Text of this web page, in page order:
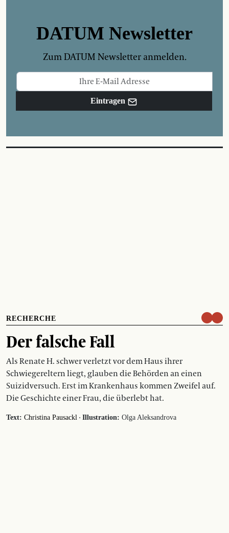
DATUM Newsletter
Zum DATUM Newsletter anmelden.
Eintragen
RECHERCHE
Der falsche Fall
Als Renate H. schwer verletzt vor dem Haus ihrer
Schwiegereltern liegt, glauben die Behörden an einen
Suizidversuch. Erst im Krankenhaus kommen Zweifel auf.
Die Geschichte einer Frau, die überlebt hat.
Text: Christina Pausackl · Illustration: Olga Aleksandrova